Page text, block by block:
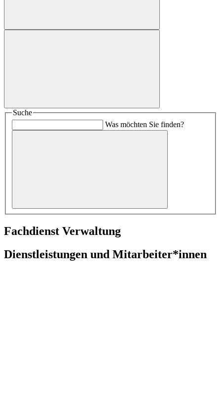
Suche
Was möchten Sie finden?
Fachdienst Verwaltung
Dienstleistungen und Mitarbeiter*innen